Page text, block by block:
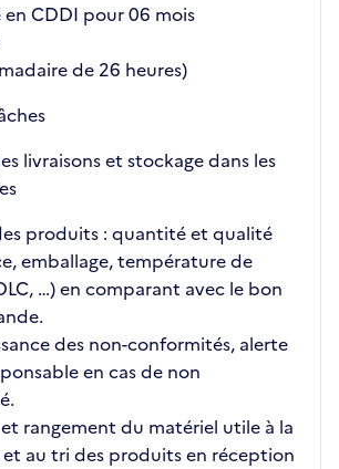
en CDDI pour 06 mois
de 26 heures)
livraisons et stockage dans les
produits : quantité et qualité
emballage, température de
…) en comparant avec le bon
des non-conformités, alerte
en cas de non
rangement du matériel utile à la
au tri des produits en réception